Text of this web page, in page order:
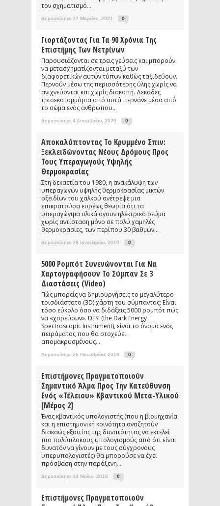
τον σχηματισμό...
Δημοσιεύτηκε 27 Μαρτίου, 2021 0
Γιορτάζοντας Για Τα 90 Χρόνια Της
Επιστήμης Των Νετρίνων
Παρουσιάζονται σε τρεις γεύσεις και μπορούν
να μετασχηματίζονται μεταξύ των
διαφορετικών αυτών τύπων καθώς ταξιδεύουν.
Περνούν μέσω της περισσότερης ύλης χωρίς να
ανιχνεύονται και χωρίς διακοπή. Δεκάδες
τρισεκατομμύρια από αυτά περνάνε μέσα από
το σώμα ενός ανθρώπου...
Δημοσιεύτηκε 4 Δεκεμβρίου, 2020 0
Αποκαλύπτοντας Το Κρυμμένο Σπιν:
Ξεκλειδώνοντας Νέους Δρόμους Προς
Τους Υπεραγωγούς Υψηλής
Θερμοκρασίας
Στη δεκαετία του 1980, η ανακάλυψη των
υπεραγωγών υψηλής θερμοκρασίας μικτών
οξειδίων του χαλκού ανέτρεψε μια
επικρατούσα ευρέως θεωρία ότι τα
υπεραγώγιμα υλικά άγουν ηλεκτρικό ρεύμα
χωρίς αντίσταση μόνο σε πολύ χαμηλές
θερμοκρασίες, των περίπου 30 βαθμών...
Δημοσιεύτηκε 28 Ιανουαρίου, 2019 0
5000 Ρομπότ Συνενώνονται Για Να
Χαρτογραφήσουν Το Σύμπαν Σε 3
Διαστάσεις (video)
Πώς μπορείς να δημιουργήσεις το μεγαλύτερο
τρισδιάστατο (3D) χάρτη του σύμπαντος; Είναι
τόσο εύκολο όσο να διδάξεις 5000 ρομπότ πώς
να «χορεύουν». DESI (the Dark Energy
Spectroscopic Instrument), είναι το όνομα ενός
πειράματος που θα στοχεύει
απομακρυσμένους...
Δημοσιεύτηκε 26 Οκτωβρίου, 2018 0
Επιστήμονες Πραγματοποιούν
Σημαντικό Άλμα Προς Την Κατεύθυνση
Ενός «τέλειου» Κβαντικού Μετα-Υλικού
[μέρος 2]
Ένας κβαντικός υπολογιστής (που η βιομηχανία
και η επιστημονική κοινότητα αναζητούν
διακαώς εξαιτίας της δυνατότητας να εκτελεί
πιο πολύπλοκους υπολογισμούς από ότι είναι
δυνατόν να γίνουν με τους σύγχρονους
υπερυπολογιστές) θα μπορούσε να έχει
πρόσβαση στην παράξενη...
Δημοσιεύτηκε 13 Μαΐου, 2016 0
Επιστήμονες Πραγματοποιούν